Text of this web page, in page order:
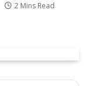
2 Mins Read